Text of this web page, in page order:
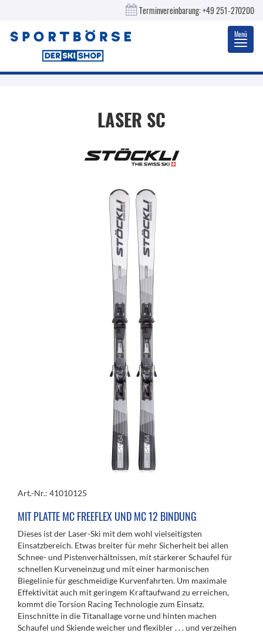
Terminvereinbarung:+49 251-270200
Menü
LASER SC
Art.-Nr.: 41010125
MIT PLATTE MC FREEFLEX UND MC 12 BINDUNG
Dieses ist der Laser-Ski mit dem wohl vielseitigsten
Einsatzbereich. Etwas breiter für mehr Sicherheit bei allen
Schnee- und Pistenverhältnissen, mit stärkerer Schaufel für
schnellen Kurveneinzug und mit einer harmonischen
Biegelinie für geschmeidige Kurvenfahrten. Um maximale
Effektivität auch mit geringem Kraftaufwand zu erreichen,
kommt die Torsion Racing Technologie zum Einsatz.
Einschnitte in die Titanallage vorne und hinten machen
Schaufel und Skiende weicher und flexibler . . . und verzeihen